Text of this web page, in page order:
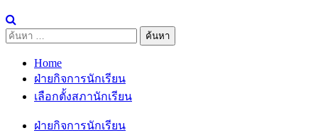
ค้นหา
Home
ฝ่ายกิจการนักเรียน
เลือกตั้งสภานักเรียน
ฝ่ายกิจการนักเรียน